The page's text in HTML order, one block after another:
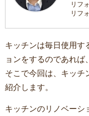
リフ
リフ
キッチンは毎日使用す
ョンをするのであれば
そこで今回は、キッチ
紹介します。
キッチンのリノベーシ